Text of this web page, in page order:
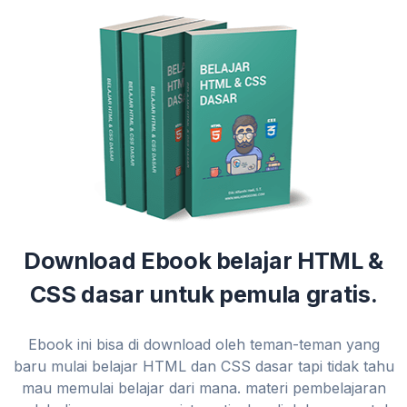
Download Ebook belajar HTML &
CSS dasar untuk pemula gratis.
Ebook ini bisa di download oleh teman-teman yang
baru mulai belajar HTML dan CSS dasar tapi tidak tahu
mau memulai belajar dari mana. materi pembelajaran